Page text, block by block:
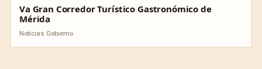
Va Gran Corredor Turístico Gastronómico de
Mérida
Noticias Gobierno